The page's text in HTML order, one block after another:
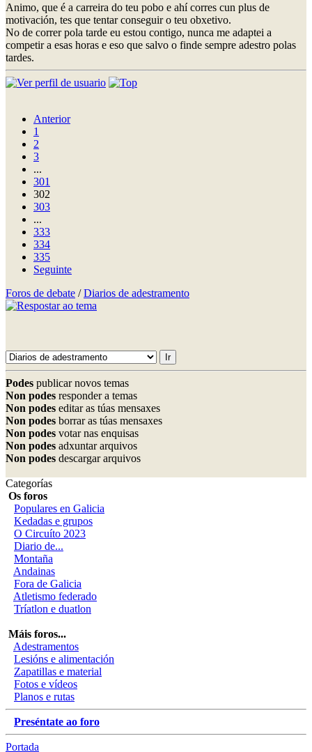
Animo, que é a carreira do teu pobo e ahí corres cun plus de
motivación, tes que tentar conseguir o teu obxetivo.
No de correr pola tarde eu estou contigo, nunca me adaptei a
competir a esas horas e eso que salvo o finde sempre adestro polas
tardes.
Anterior
1
2
3
...
301
302
303
...
333
334
335
Seguinte
Foros de debate /Diarios de adestramento
Podes publicar novos temas
Non podes responder a temas
Non podes editar as túas mensaxes
Non podes borrar as túas mensaxes
Non podes votar nas enquisas
Non podes adxuntar arquivos
Non podes descargar arquivos
Categorías
Os foros
Populares en Galicia
Kedadas e grupos
O Circuíto 2023
Diario de...
Montaña
Andainas
Fora de Galicia
Atletismo federado
Tríatlon e duatlon
Máis foros...
Adestramentos
Lesións e alimentación
Zapatillas e material
Fotos e vídeos
Planos e rutas
Preséntate ao foro
Portada